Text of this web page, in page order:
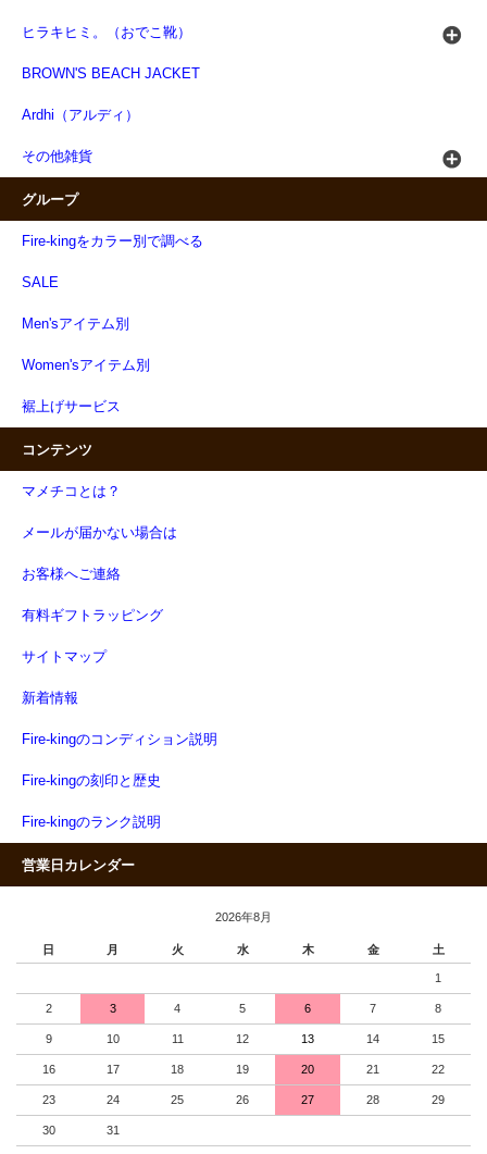
ヒラキヒミ。（おでこ靴）
BROWN'S BEACH JACKET
Ardhi（アルディ）
その他雑貨
グループ
Fire-kingをカラー別で調べる
SALE
Men'sアイテム別
Women'sアイテム別
裾上げサービス
コンテンツ
マメチコとは？
メールが届かない場合は
お客様へご連絡
有料ギフトラッピング
サイトマップ
新着情報
Fire-kingのコンディション説明
Fire-kingの刻印と歴史
Fire-kingのランク説明
営業日カレンダー
2026年8月
日 月 火 水 木 金 土
1
2 3 4 5 6 7 8
9 10 11 12 13 14 15
16 17 18 19 20 21 22
23 24 25 26 27 28 29
30 31